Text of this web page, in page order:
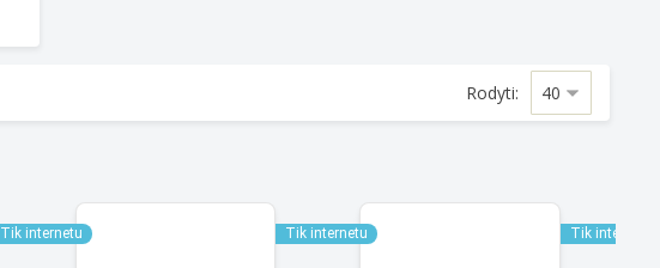
Rodyti:
Tik internetu Tik internetu Tik internetu